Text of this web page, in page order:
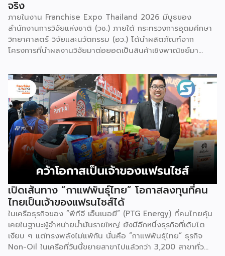
จริง
ภายในงาน Franchise Expo Thailand 2026 มีบูธของ
สำนักงานการวิจัยแห่งชาติ (วช.) ภายใต้ กระทรวงการอุดมศึกษา
วิทยาศาสตร์ วิจัยและนวัตกรรม (อว.) ได้นำผลิตภัณฑ์จาก
โครงการที่นำผลงานวิจัยมาต่อยอดเป็นสินค้าเชิงพาณิชย์มา
มีภารกิจหลัก คือการให้ทุนวิจัย ดูแลเรื่องการวิจัยในภาพรวม รวม
ถึงการให้รางวัล และสนับสนุนนักวิจัย ตั้งแต่ระดับเยาวชนไปจนถึง
นักวิจัยอาวุโส แน่นอนว่านี่เป็นหน่วยงานผู้อยู่เบื้องหลังงานวิจัย
ไทยตั้งแต่ต้นน้ำยันปลายน้ำ กิจกรรมที่นำมาจัดแสดงในบูธ
ครั้งนี้เป็นส่วนหนึ่งของทุนที่ วช. สนับสนุนภายใต้ชุดโครงการ
Innovative House ซึ่งมีเป้าหมายชัดเจน คือการแนะแนวและ
สนับสนุนให้ผู้ประกอบการนำนวัตกรรมที่ต่อยอดมาจากงานวิจัย
ไปพัฒนาต่อจนสามารถขายได้จริงในเชิงพาณิชย์ ไม่ใช่แค่งาน
วิจัยที่อยู่ในห้องแล็บ โดยสินค้าที่นำมาโชว์ในบูธจึงเป็นผลิตภัณฑ์
ที่ “พร้อมขาย” แล้วจริงๆ บางแบรนด์ขายออนไลน์ บางแบรนด์
ขายเฉพาะหน้าร้าน นอกจากนี้ ยังมีการสาธิตนำผลิตภัณฑ์ไป
แปรรูปเป็นเมนูอาหาร-เครื่องดื่มให้ผู้ร่วมงานเห็นวิธีใช้งานจริง
โดยนำ ‘น้ำผึ้ง’ ที่ไม่ได้นำมาวางขายแบบเดิม ๆ แต่แปรรูปเป็น
เครื่องดื่มสเลอปี้ให้ผู้ร่วมงานได้ชิมสดๆ หน้าบูธ เพื่อดึงดูดและ
สร้างประสบการณ์ให้คนในงานได้ทดลองสัมผัสสินค้าจริง และหาก
ใครสนใจก็สามารถซื้อ หัวเชื้อ กลับไปทำเครื่องดื่มต่อเองที่บ้านได้
เช่นกัน […]
เปิดเส้นทาง “กาแฟพันธุ์ไทย” โอกาสลงทุนที่คน
ไทยเป็นเจ้าของแฟรนไชส์ได้
ในเครือธุรกิจของ “พีทีจี เอ็นเนอยี” (PTG Energy) ที่คนไทยคุ้น
เคยในฐานะผู้จำหน่ายน้ำมันรายใหญ่ ยังมีอีกหนึ่งธุรกิจที่เติบโต
เงียบ ๆ แต่ทรงพลังไม่แพ้กัน นั่นคือ “กาแฟพันธุ์ไทย” ธุรกิจ
Non-Oil ในเครือที่วันนี้ขยายสาขาไปแล้วกว่า 3,200 สาขาทั่ว